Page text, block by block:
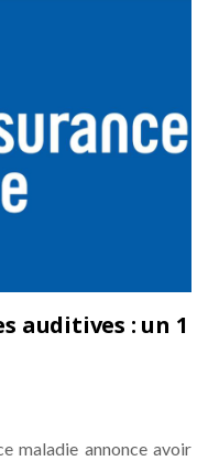
auditives : un 1
maladie annonce avoir